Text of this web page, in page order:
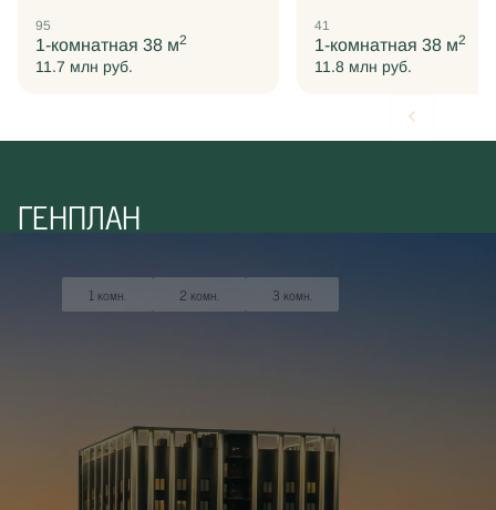
95
1-комнатная 38 м2
11.7 млн руб.
41
1-комнатная 38 м2
11.8 млн руб.
ГЕНПЛАН
1 комн. 2 комн. 3 комн.